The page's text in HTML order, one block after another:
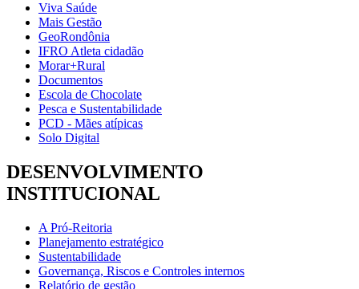
Viva Saúde
Mais Gestão
GeoRondônia
IFRO Atleta cidadão
Morar+Rural
Documentos
Escola de Chocolate
Pesca e Sustentabilidade
PCD - Mães atípicas
Solo Digital
DESENVOLVIMENTO
INSTITUCIONAL
A Pró-Reitoria
Planejamento estratégico
Sustentabilidade
Governança, Riscos e Controles internos
Relatório de gestão